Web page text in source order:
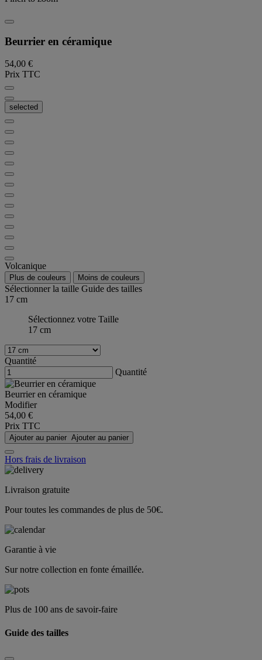
Beurrier en céramique
54,00 €
Prix TTC
selected
Volcanique
Plus de couleurs Moins de couleurs
Sélectionner la taille Guide des tailles
17 cm
Sélectionnez votre Taille
17 cm
Quantité
Quantité
Beurrier en céramique
Modifier
54,00 €
Prix TTC
Ajouter au panier Ajouter au panier
Hors frais de livraison
Livraison gratuite
Pour toutes les commandes de plus de 50€.
Garantie à vie
Sur notre collection en fonte émaillée.
Plus de 100 ans de savoir-faire
Guide des tailles